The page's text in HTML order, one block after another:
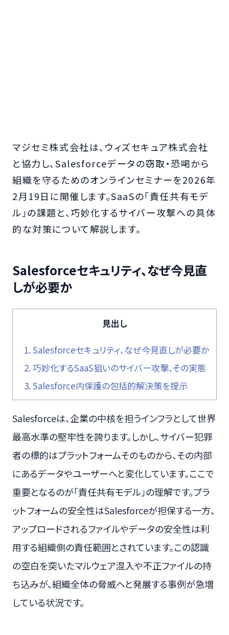
マジセミ株式会社は、ウィズセキュア株式会社
と協力し、Salesforceデータの窃取・恐喝から
組織を守るためのオンラインセミナーを2026年
2月19日に開催します。SaaSの「責任共有モデ
ル」の課題と、巧妙化するサイバー攻撃への具体
的な対策について解説します。
Salesforceセキュリティ、なぜ今見直
しが必要か
見出し
1. Salesforceセキュリティ、なぜ今見直しが必要か
2. 巧妙化するSaaS狙いのサイバー攻撃、その実態
3. Salesforce内保護の包括的解決策を提示
Salesforceは、企業の中核を担うインフラとして世界
最高水準の堅牢性を誇ります。しかし、サイバー犯罪
者の標的はプラットフォームそのものから、その内部
にあるデータやユーザーへと変化しています。ここで
重要となるのが「責任共有モデル」の理解です。プラ
ットフォームの安全性はSalesforceが担保する一方、
アップロードされるファイルやデータの安全性は利
用する組織側の責任範囲とされています。この認識
の空白を突いたマルウェア混入や不正ファイルの持
ち込みが、組織全体の脅威へと発展する事例が急増
している状況です。